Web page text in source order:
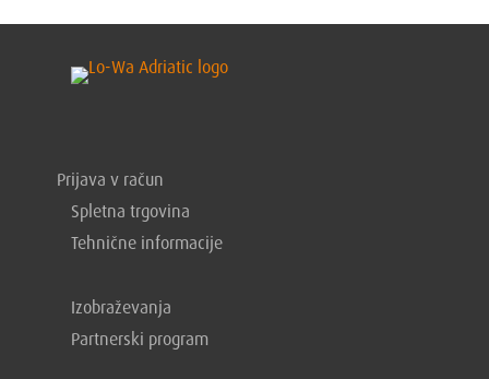
Prijava v račun
Spletna trgovina
Tehnične informacije
Izobraževanja
Partnerski program